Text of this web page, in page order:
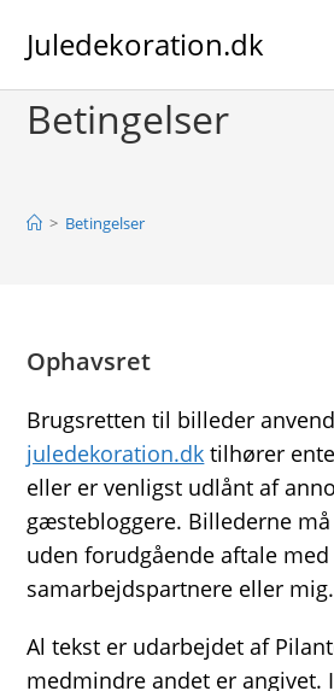
content
Juledekoration.dk
Betingelser
> Betingelser
Ophavsret
Brugsretten til billeder
juledekoration.dk tilhører
eller er venligst udlånt af
gæstebloggere. Billederne må
uden forudgående aftale
samarbejdspartnere eller mig.
Al tekst er udarbejdet af
medmindre andet er angivet.